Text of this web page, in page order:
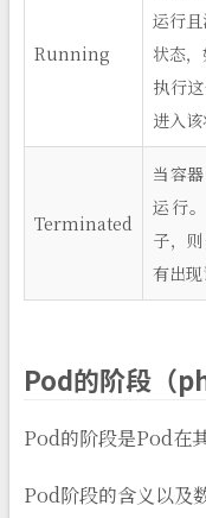
Running
运行
状态
执行
进入该
Terminated
当容
运行
子，
有出现
Pod的阶段（
Pod的阶段是Pod在
Pod阶段的含义以及